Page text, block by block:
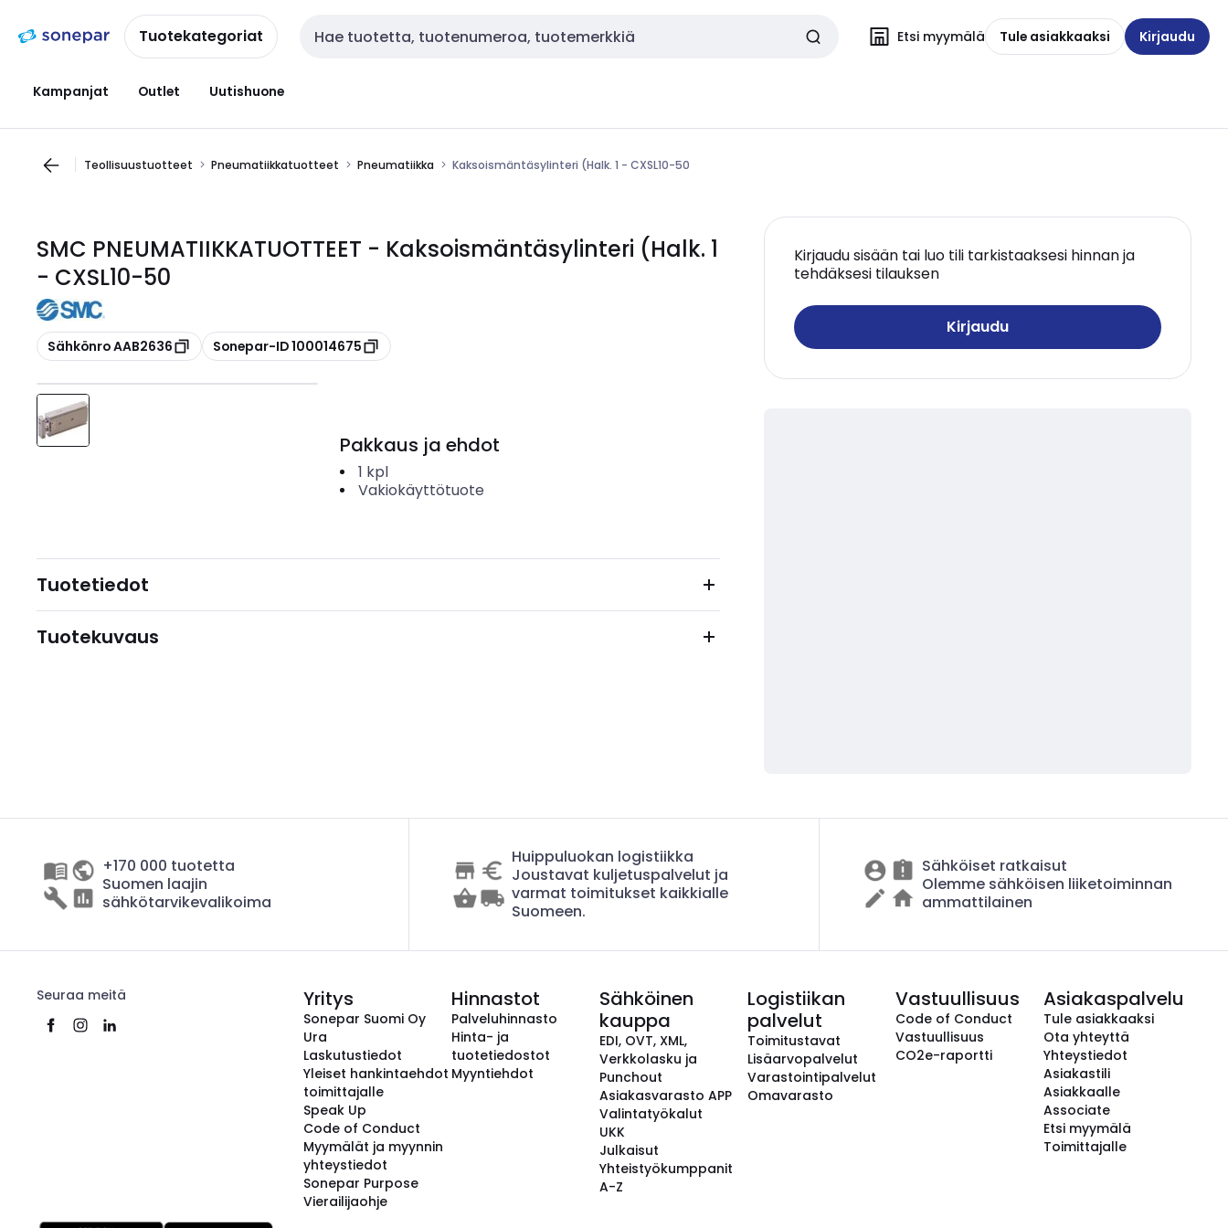
navigointiinsisältöönTuotekategoriat Haku Etsi myymälä Tule asiakkaaksi Kirjaudu
Kampanjat Outlet Uutishuone
Teollisuustuotteet Pneumatiikkatuotteet Pneumatiikka Kaksoismäntäsylinteri (Halk. 1 - CXSL10-50
SMC PNEUMATIIKKATUOTTEET - Kaksoismäntäsylinteri (Halk. 1
- CXSL10-50
Kopioi
Sähkönro AAB2636 Kopioi
Sonepar-ID 100014675
Kirjaudu sisään tai luo tili tarkistaaksesi hinnan ja
tehdäksesi tilauksen
Kirjaudu
Pakkaus ja ehdot
1 kpl
Vakiokäyttötuote
Tuotetiedot
Tuotekuvaus
+170 000 tuotetta
Suomen laajin
sähkötarvikevalikoima
Huippuluokan logistiikka
Joustavat kuljetuspalvelut ja
varmat toimitukset kaikkialle
Suomeen.
Sähköiset ratkaisut
Olemme sähköisen liiketoiminnan
ammattilainen
Seuraa meitä Yritys
Sonepar Suomi Oy
Ura
Laskutustiedot
Yleiset hankintaehdot
toimittajalle
Speak Up
Code of Conduct
Myymälät ja myynnin
yhteystiedot
Sonepar Purpose
Vierailijaohje
Hinnastot
Palveluhinnasto
Hinta- ja
tuotetiedostot
Myyntiehdot
Sähköinen
kauppa
EDI, OVT, XML,
Verkkolasku ja
Punchout
Asiakasvarasto APP
Valintatyökalut
UKK
Julkaisut
Yhteistyökumppanit
A-Z
Logistiikan
palvelut
Toimitustavat
Lisäarvopalvelut
Varastointipalvelut
Omavarasto
Vastuullisuus
Code of Conduct
Vastuullisuus
CO2e-raportti
Asiakaspalvelu
Tule asiakkaaksi
Ota yhteyttä
Yhteystiedot
Asiakastili
Asiakkaalle
Associate
Etsi myymälä
Toimittajalle